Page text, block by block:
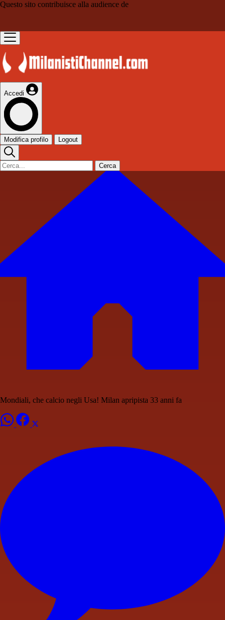
Questo sito contribuisce alla audience de
Accedi
Modifica profilo Logout
Cerca
Mondiali, che calcio negli Usa! Milan apripista 33 anni fa